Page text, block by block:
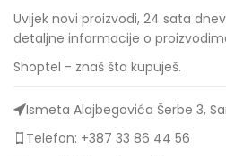
Uvijek novi proizvodi, 24 sata
detaljne informacije o
Shoptel - znaš šta kupuješ.
Ismeta Alajbegovića Šerbe 3,
Telefon: +387 33 86 44 56